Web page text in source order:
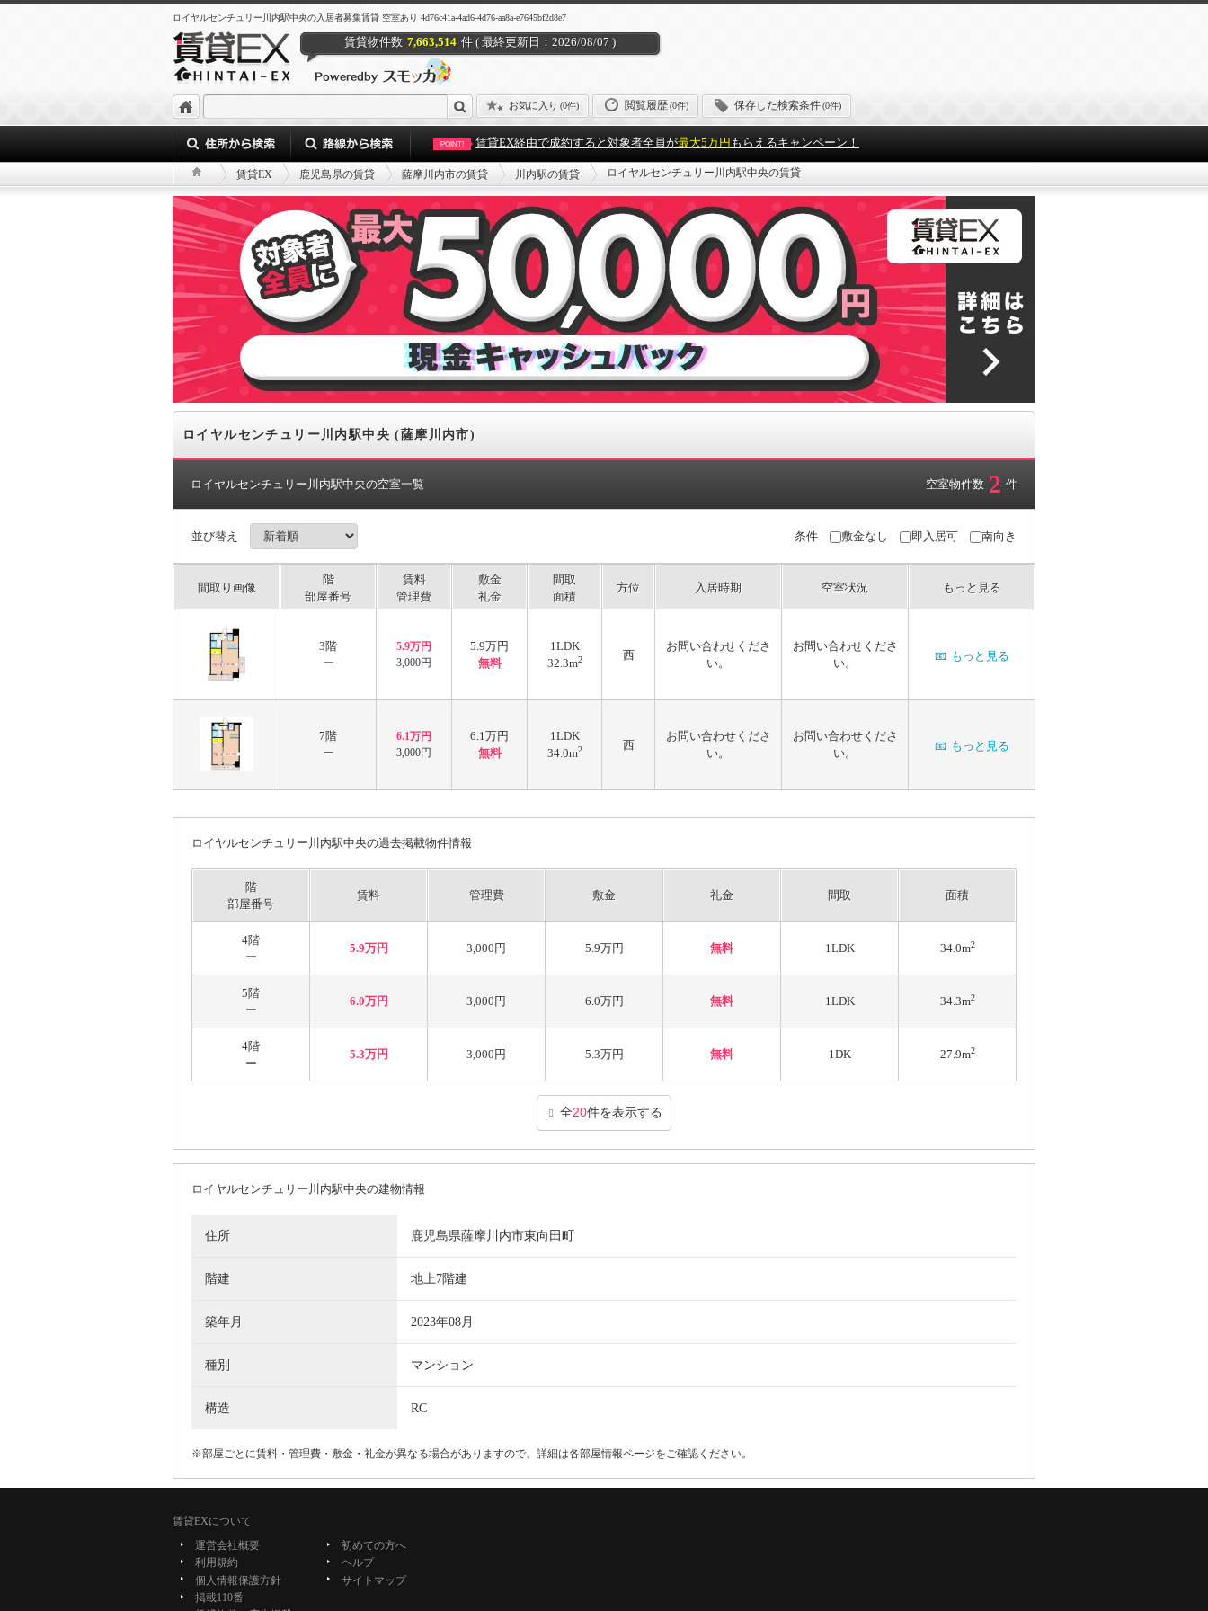
ロイヤルセンチュリー川内駅中央の入居者募集賃貸 空室あり 4d76c41a-4ad6-4d76-aa8a-e7645bf2d8e7
賃貸物件数 7,663,514 件 ( 最終更新日：2026/08/07 )
お気に入り (0件) 閲覧履歴(0件) 保存した検索条件(0件)
POINT! 賃貸EX経由で成約すると対象者全員が最大5万円 もらえるキャンペーン！
賃貸EX 鹿児島県の賃貸 薩摩川内市の賃貸 川内駅の賃貸 ロイヤルセンチュリー川内駅中央の賃貸
ロイヤルセンチュリー川内駅中央 (薩摩川内市)
ロイヤルセンチュリー川内駅中央の空室一覧 空室物件数 2 件
並び替え 条件 敷金なし 即入居可 南向き
間取り画像
階
部屋番号
賃料
管理費
敷金
礼金
間取
面積
方位 入居時期 空室状況 もっと見る
3階
ー
5.9万円
3,000円
5.9万円
無料
1LDK
32.3m2 西
お問い合わせくださ
い。
お問い合わせくださ
い。
📧 もっと見る
7階
ー
6.1万円
3,000円
6.1万円
無料
1LDK
34.0m2 西
お問い合わせくださ
い。
お問い合わせくださ
い。
📧 もっと見る
ロイヤルセンチュリー川内駅中央の過去掲載物件情報
階
部屋番号
賃料 管理費 敷金 礼金 間取 面積
4階
ー
5.9万円 3,000円 5.9万円 無料 1LDK 34.0m2
5階
ー
6.0万円 3,000円 6.0万円 無料 1LDK 34.3m2
4階
ー
5.3万円 3,000円 5.3万円 無料 1DK 27.9m2
全20件を表示する
ロイヤルセンチュリー川内駅中央の建物情報
住所 鹿児島県薩摩川内市東向田町
階建 地上7階建
築年月 2023年08月
種別 マンション
構造 RC
※部屋ごとに賃料・管理費・敷金・礼金が異なる場合がありますので、詳細は各部屋情報ページをご確認ください。
賃貸EXについて
運営会社概要
利用規約
個人情報保護方針
掲載110番
初めての方へ
ヘルプ
サイトマップ